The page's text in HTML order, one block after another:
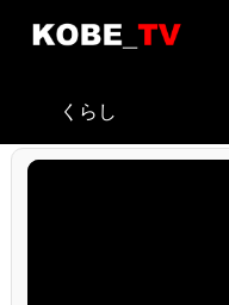
くらし